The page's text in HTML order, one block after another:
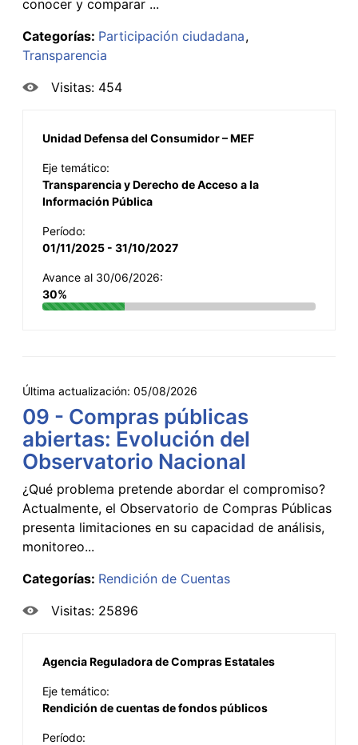
conocer y comparar ...
Categorías: Participación ciudadana
Transparencia
Visitas: 454
Unidad Defensa del Consumidor – MEF
Eje temático:
Transparencia y Derecho de Acceso a la
Información Pública
Período:
01/11/2025 - 31/10/2027
Avance al 30/06/2026:
30%
Última actualización: 05/08/2026
09 - Compras públicas
abiertas: Evolución del
Observatorio Nacional
¿Qué problema pretende abordar el compromiso?
Actualmente, el Observatorio de Compras Públicas
presenta limitaciones en su capacidad de análisis,
monitoreo...
Categorías: Rendición de Cuentas
Visitas: 25896
Agencia Reguladora de Compras Estatales
Eje temático:
Rendición de cuentas de fondos públicos
Período: